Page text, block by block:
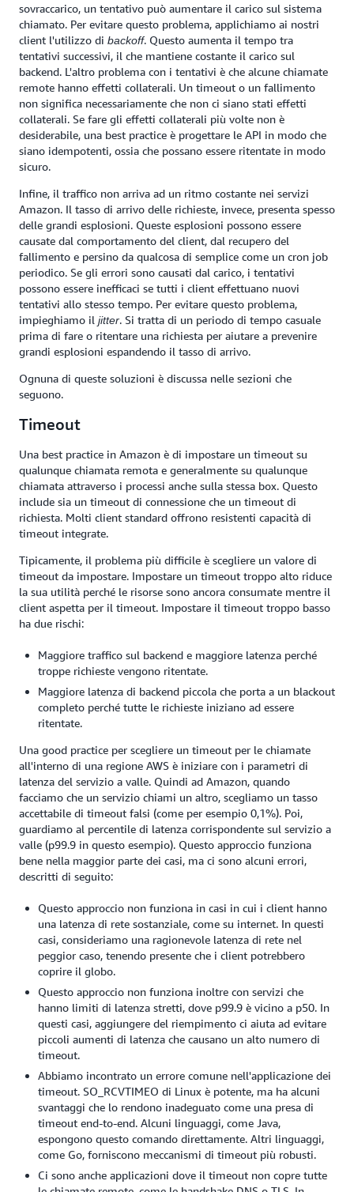
sovraccarico, un tentativo può aumentare il carico sul sistema
chiamato. Per evitare questo problema, applichiamo ai nostri
client l'utilizzo di backoff. Questo aumenta il tempo tra
tentativi successivi, il che mantiene costante il carico sul
backend. L'altro problema con i tentativi è che alcune chiamate
remote hanno effetti collaterali. Un timeout o un fallimento
non significa necessariamente che non ci siano stati effetti
collaterali. Se fare gli effetti collaterali più volte non è
desiderabile, una best practice è progettare le API in modo che
siano idempotenti, ossia che possano essere ritentate in modo
sicuro.
Infine, il traffico non arriva ad un ritmo costante nei servizi
Amazon. Il tasso di arrivo delle richieste, invece, presenta spesso
delle grandi esplosioni. Queste esplosioni possono essere
causate dal comportamento del client, dal recupero del
fallimento e persino da qualcosa di semplice come un cron job
periodico. Se gli errori sono causati dal carico, i tentativi
possono essere inefficaci se tutti i client effettuano nuovi
tentativi allo stesso tempo. Per evitare questo problema,
impieghiamo il jitter. Si tratta di un periodo di tempo casuale
prima di fare o ritentare una richiesta per aiutare a prevenire
grandi esplosioni espandendo il tasso di arrivo.
Ognuna di queste soluzioni è discussa nelle sezioni che
seguono.
Timeout
Una best practice in Amazon è di impostare un timeout su
qualunque chiamata remota e generalmente su qualunque
chiamata attraverso i processi anche sulla stessa box. Questo
include sia un timeout di connessione che un timeout di
richiesta. Molti client standard offrono resistenti capacità di
timeout integrate.
Tipicamente, il problema più difficile è scegliere un valore di
timeout da impostare. Impostare un timeout troppo alto riduce
la sua utilità perché le risorse sono ancora consumate mentre il
client aspetta per il timeout. Impostare il timeout troppo basso
ha due rischi:
Maggiore traffico sul backend e maggiore latenza perché
troppe richieste vengono ritentate.
Maggiore latenza di backend piccola che porta a un blackout
completo perché tutte le richieste iniziano ad essere
ritentate.
Una good practice per scegliere un timeout per le chiamate
all'interno di una regione AWS è iniziare con i parametri di
latenza del servizio a valle. Quindi ad Amazon, quando
facciamo che un servizio chiami un altro, scegliamo un tasso
accettabile di timeout falsi (come per esempio 0,1%). Poi,
guardiamo al percentile di latenza corrispondente sul servizio a
valle (p99.9 in questo esempio). Questo approccio funziona
bene nella maggior parte dei casi, ma ci sono alcuni errori,
descritti di seguito:
Questo approccio non funziona in casi in cui i client hanno
una latenza di rete sostanziale, come su internet. In questi
casi, consideriamo una ragionevole latenza di rete nel
peggior caso, tenendo presente che i client potrebbero
coprire il globo.
Questo approccio non funziona inoltre con servizi che
hanno limiti di latenza stretti, dove p99.9 è vicino a p50. In
questi casi, aggiungere del riempimento ci aiuta ad evitare
piccoli aumenti di latenza che causano un alto numero di
timeout.
Abbiamo incontrato un errore comune nell'applicazione dei
timeout. SO_RCVTIMEO di Linux è potente, ma ha alcuni
svantaggi che lo rendono inadeguato come una presa di
timeout end-to-end. Alcuni linguaggi, come Java,
espongono questo comando direttamente. Altri linguaggi,
come Go, forniscono meccanismi di timeout più robusti.
Ci sono anche applicazioni dove il timeout non copre tutte